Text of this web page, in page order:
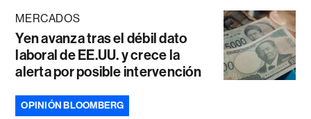
MERCADOS
Yen avanza tras el débil dato
laboral de EE.UU. y crece la
alerta por posible intervención
OPINIÓN BLOOMBERG